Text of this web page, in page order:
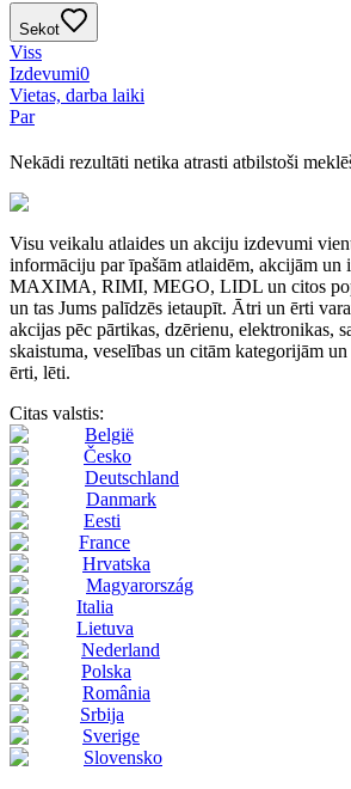
Sekot
Viss
Izdevumi0
Vietas, darba laiki
Par
Nekādi rezultāti netika atrasti atbilstoši
Visu veikalu atlaides un akciju izdevumi
informāciju par īpašām atlaidēm, akcijām un
MAXIMA, RIMI, MEGO, LIDL un citos
un tas Jums palīdzēs ietaupīt. Ātri un ērti
akcijas pēc pārtikas, dzērienu, elektronikas,
skaistuma, veselības un citām kategorijām
ērti, lēti.
Citas valstis:
België
Česko
Deutschland
Danmark
Eesti
France
Hrvatska
Magyarország
Italia
Lietuva
Nederland
Polska
România
Srbija
Sverige
Slovensko